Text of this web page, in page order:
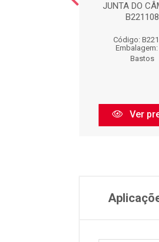
JUNTA DO
B221108
Código:
Embalagem:
Bastos
Ver